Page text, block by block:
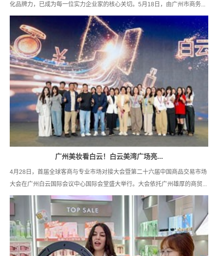
化品牌力，已成为每一位实力企业家的核心关切。5月18日，由广州市商务...
广州美妆看白云！白云美湾广场亮...
4月28日，首届全球客商与专业市场对接大会暨第二十六届中国商品交易市场
大会在广州白云国际会议中心国际会堂盛大举行。大会依托广州雄厚的商贸...